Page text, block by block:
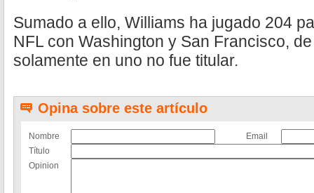
Sumado a ello, Williams ha jugado 204
NFL con Washington y San Francisco,
solamente en uno no fue titular.
Opina sobre este artículo
Nombre
Email
Título
Opinion